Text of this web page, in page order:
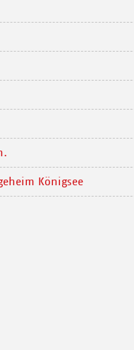
Königsee